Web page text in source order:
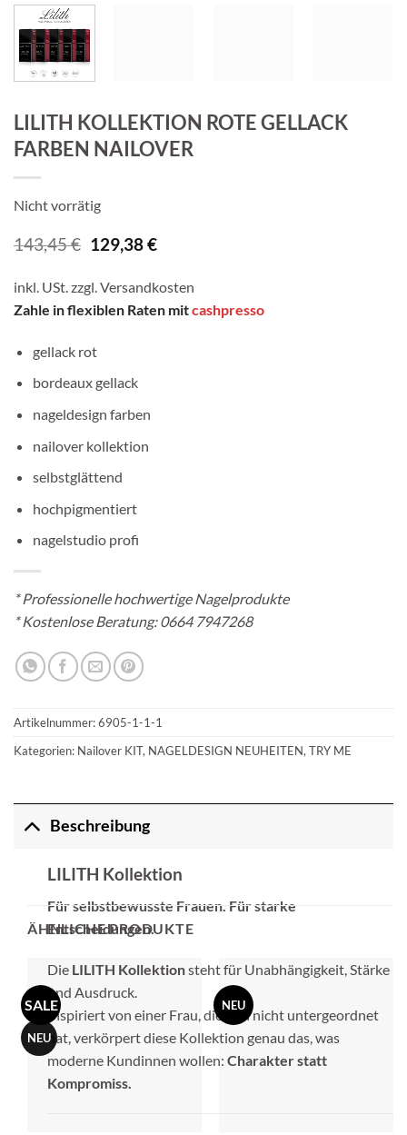
LILITH KOLLEKTION ROTE GELLACK
FARBEN NAILOVER
Nicht vorrätig
143,45€ Ursprünglicher
Preis
war:
143,45 €
129,38€Aktueller
ist:
129,38 €.
inkl. USt. zzgl.Versandkosten
Zahle in flexiblen Raten mitcashpresso
gellack rot
bordeaux gellack
nageldesign farben
nailover kollektion
selbstglättend
hochpigmentiert
nagelstudio profi
*Professionelle hochwertige Nagelprodukte
* Kostenlose Beratung:0664 7947268
Artikelnummer:6905-1-1-1
Kategorien: Nailover KIT, NAGELDESIGN NEUHEITEN, TRY ME
Beschreibung
LILITH Kollektion
Für selbstbewusste Frauen. Für starke
Entscheidungen.
Die LILITH Kollektionsteht für Unabhängigkeit, Stärke
und Ausdruck.
Inspiriert von einer Frau, die sich nicht untergeordnet
hat, verkörpert diese Kollektion genau das, was
moderne Kundinnen wollen: Charakter statt
Kompromiss.
ÄHNLICHE PRODUKTE
SALE
NEU
NEU